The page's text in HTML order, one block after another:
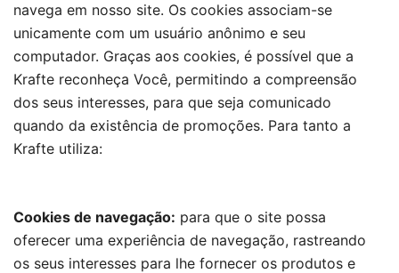
navega em nosso site. Os cookies associam-se
unicamente com um usuário anônimo e seu
computador. Graças aos cookies, é possível que a
Krafte reconheça Você, permitindo a compreensão
dos seus interesses, para que seja comunicado
quando da existência de promoções. Para tanto a
Krafte utiliza:
Cookies de navegação: para que o site possa
oferecer uma experiência de navegação, rastreando
os seus interesses para lhe fornecer os produtos e